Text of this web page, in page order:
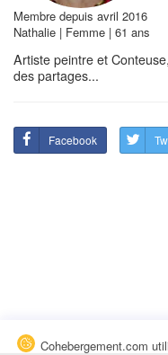
Membre depuis avril 2016
Nathalie | Femme | 61 ans
Artiste peintre et
des partages...
Facebook
Cohebergement.com